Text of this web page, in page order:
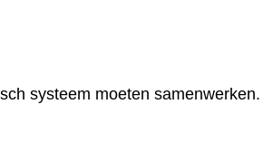
systeem moeten